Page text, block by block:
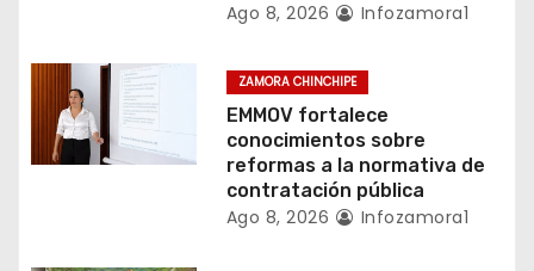
t
r
Ago 8, 2026 Infozamora1
ZAMORA CHINCHIPE
EMMOV fortalece
conocimientos sobre
reformas a la normativa de
contratación pública
Ago 8, 2026 Infozamora1